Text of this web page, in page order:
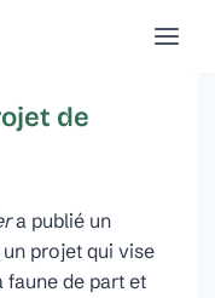
de
a publié un
projet qui vise
faune de part et